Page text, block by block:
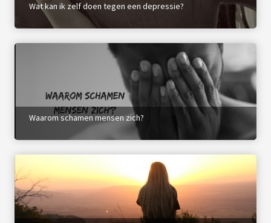
Wat kan ik zelf doen tegen een depressie?
Waarom schamen mensen zich?